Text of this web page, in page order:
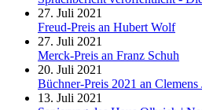
27. Juli 2021
Freud-Preis an Hubert Wolf
27. Juli 2021
Merck-Preis an Franz Schuh
20. Juli 2021
Büchner-Preis 2021 an Clemens
13. Juli 2021